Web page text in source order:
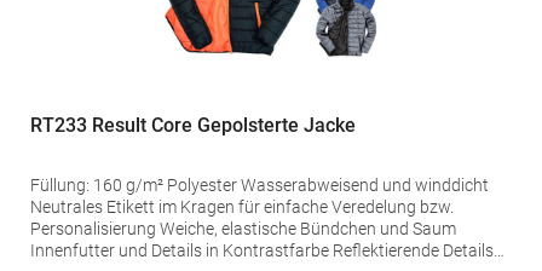
RT233 Result Core Gepolsterte Jacke
Füllung: 160 g/m² Polyester Wasserabweisend und winddicht
Neutrales Etikett im Kragen für einfache Veredelung bzw.
Personalisierung Weiche, elastische Bündchen und Saum
Innenfutter und Details in Kontrastfarbe Reflektierende Details